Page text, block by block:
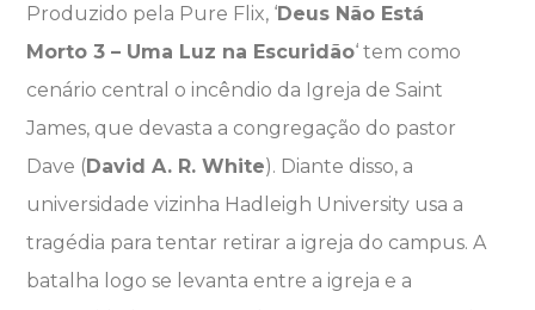
Produzido pela Pure Flix, ‘Deus Não Está
Morto 3 – Uma Luz na Escuridão‘ tem como
cenário central o incêndio da Igreja de Saint
James, que devasta a congregação do pastor
Dave (David A. R. White). Diante disso, a
universidade vizinha Hadleigh University usa a
tragédia para tentar retirar a igreja do campus. A
batalha logo se levanta entre a igreja e a